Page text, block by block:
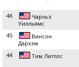
46
Чарльз
Уилльямс
45
Винсон
Дархэм
44 Тим Литллс